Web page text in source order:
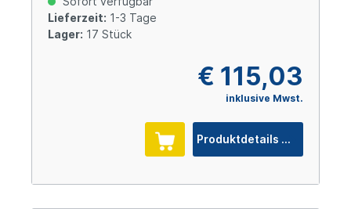
Lieferzeit: 1-3 Tage
Lager: 17 Stück
€ 115,03
inklusive Mwst.
Produktdetails